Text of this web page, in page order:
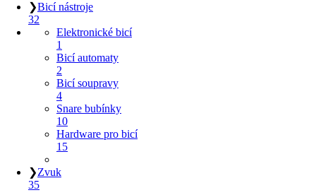
❯Bicí nástroje
32
Elektronické bicí
1
Bicí automaty
2
Bicí soupravy
4
Snare bubínky
10
Hardware pro bicí
15
❯Zvuk
35